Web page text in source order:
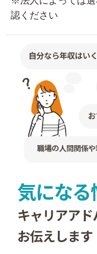
認ください